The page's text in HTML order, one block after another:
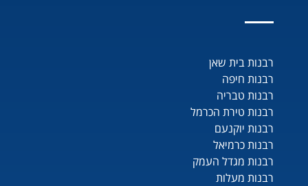
רבנות בית שאן
רבנות חיפה
רבנות טבריה
רבנות טירת הכרמל
רבנות יוקנעם
רבנות כרמיאל
רבנות מגדל העמק
רבנות מעלות